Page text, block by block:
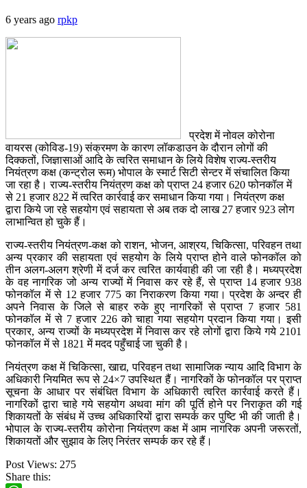
6 years ago rpkp
प्रदेश में नोवल कोरोना
वायरस (कोविड-19) संक्रमण के कारण लॉकडाउन के दौरान लोगों की
दिक्कतों, जिज्ञासाओं आदि के त्वरित समाधान के लिये विशेष राज्य-स्तरीय
नियंत्रण कक्ष (कन्ट्रोल रूम) भोपाल के स्मार्ट सिटी सेन्टर में संचालित किया
जा रहा है। राज्य-स्तरीय नियंत्रण कक्ष को प्राप्त 24 हजार 620 फोनकॉल में
से 21 हजार 822 में त्वरित कार्रवाई कर समाधान किया गया। नियंत्रण कक्ष
द्वारा किये जा रहे सहयोग एवं सहायता से अब तक दो लाख 27 हजार 923 लोग
लाभान्वित हो चुके हैं।
राज्य-स्तरीय नियंत्रण-कक्ष को राशन, भोजन, आश्रय, चिकित्सा, परिवहन तथा
अन्य प्रकार की सहायता एवं सहयोग के लिये प्राप्त होने वाले फोनकॉल को
तीन अलग-अलग श्रेणी में दर्ज कर त्वरित कार्यवाही की जा रही है। मध्यप्रदेश
के वह नागरिक जो अन्य राज्यों में निवास कर रहे हैं, से प्राप्त 14 हजार 938
फोनकॉल में से 12 हजार 775 का निराकरण किया गया। प्रदेश के अन्दर ही
अपने निवास के जिले से बाहर रुके हुए नागरिकों से प्राप्त 7 हजार 581
फोनकॉल में से 7 हजार 226 को चाहा गया सहयोग प्रदान किया गया। इसी
प्रकार, अन्य राज्यों के मध्यप्रदेश में निवास कर रहे लोगों द्वारा किये गये 2101
फोनकॉल में से 1821 में मदद पहुँचाई जा चुकी है।
नियंत्रण कक्ष में चिकित्सा, खाद्य, परिवहन तथा सामाजिक न्याय आदि विभाग के
अधिकारी नियमित रूप से 24×7 उपस्थित हैं। नागरिकों के फोनकॉल पर प्राप्त
सूचना के आधार पर संबंधित विभाग के अधिकारी त्वरित कार्रवाई करते हैं।
नागरिकों द्वारा चाहे गये सहयोग अथवा मांग की पूर्ति होने पर निराकृत की गई
शिकायतों के संबंध में उच्च अधिकारियों द्वारा सम्पर्क कर पुष्टि भी की जाती है।
भोपाल के राज्य-स्तरीय कोरोना नियंत्रण कक्ष में आम नागरिक अपनी जरूरतों,
शिकायतों और सुझाव के लिए निरंतर सम्पर्क कर रहे हैं।
Post Views: 275
Share this: